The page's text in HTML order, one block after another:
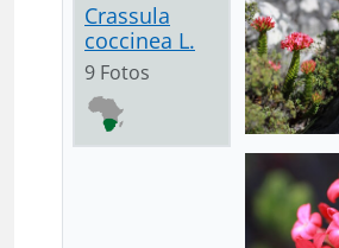
Crassula
coccinea L.
9 Fotos